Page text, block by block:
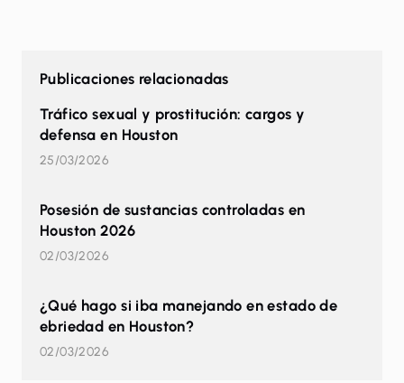
Publicaciones relacionadas
Tráfico sexual y prostitución: cargos y
defensa en Houston
25/03/2026
Posesión de sustancias controladas en
Houston 2026
02/03/2026
¿Qué hago si iba manejando en estado de
ebriedad en Houston?
02/03/2026